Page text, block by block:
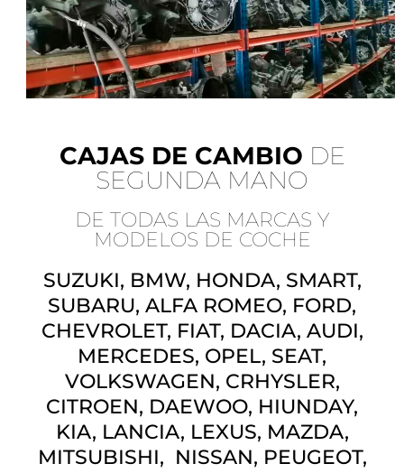
CAJAS DE CAMBIO DE
SEGUNDA MANO
DE TODAS LAS MARCAS Y
MODELOS DE COCHE
SUZUKI, BMW, HONDA, SMART,
SUBARU, ALFA ROMEO, FORD,
CHEVROLET, FIAT, DACIA, AUDI,
MERCEDES, OPEL, SEAT,
VOLKSWAGEN, CRHYSLER,
CITROEN, DAEWOO, HIUNDAY,
KIA, LANCIA, LEXUS, MAZDA,
MITSUBISHI, NISSAN, PEUGEOT,